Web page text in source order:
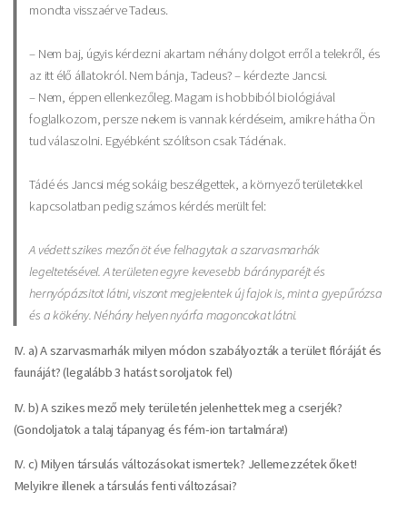
mondta visszaérve Tadeus.
– Nem baj, úgyis kérdezni akartam néhány dolgot erről a telekről, és
az itt élő állatokról. Nem bánja, Tadeus? – kérdezte Jancsi.
– Nem, éppen ellenkezőleg. Magam is hobbiból biológiával
foglalkozom, persze nekem is vannak kérdéseim, amikre hátha Ön
tud válaszolni. Egyébként szólítson csak Tádénak.
Tádé és Jancsi még sokáig beszélgettek, a környező területekkel
kapcsolatban pedig számos kérdés merült fel:
A védett szikes mezőn öt éve felhagytak a szarvasmarhák
legeltetésével. A területen egyre kevesebb bárányparéjt és
hernyópázsitot látni, viszont megjelentek új fajok is, mint a gyepűrózsa
és a kökény. Néhány helyen nyárfa magoncokat látni.
IV. a) A szarvasmarhák milyen módon szabályozták a terület flóráját és
faunáját? (legalább 3 hatást soroljatok fel)
IV. b) A szikes mező mely területén jelenhettek meg a cserjék?
(Gondoljatok a talaj tápanyag és fém-ion tartalmára!)
IV. c) Milyen társulás változásokat ismertek? Jellemezzétek őket!
Melyikre illenek a társulás fenti változásai?